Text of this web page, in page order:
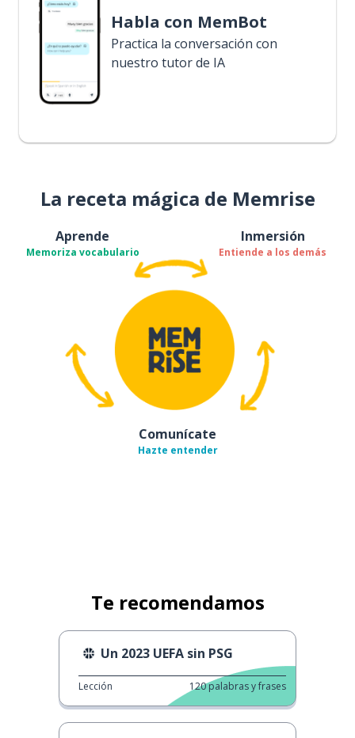
Habla con MemBot
Practica la conversación con
nuestro tutor de IA
La receta mágica de Memrise
Aprende
Memoriza vocabulario
Inmersión
Entiende a los demás
Comunícate
Hazte entender
Te recomendamos
Un 2023 UEFA sin PSG
Lección 120palabras y frases